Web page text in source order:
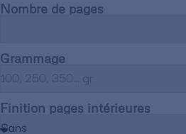
Nombre de pages
Grammage
Finition pages intérieures